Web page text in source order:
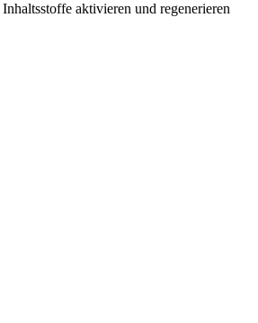
aktivieren und regenerieren